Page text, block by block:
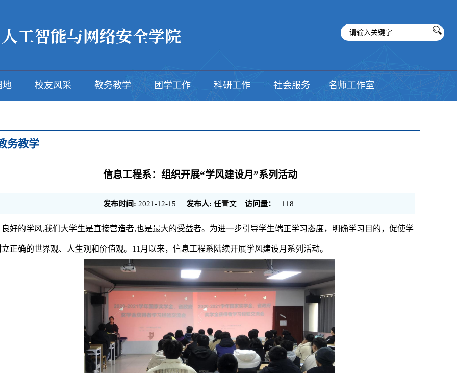
地 校友风采 教务教学 团学工作 科研工作 社会服务 名师工作室
务教学
信息工程系：组织开展“学风建设月”系列活动
发布时间: 2021-12-15 发布人: 任青文 访问量： 118
良好的学风,我们大学生是直接营造者,也是最大的受益者。 为进一步引导学生端正学习态度，明确学习目的， 促使学
正确的世界观、人生观和价值观。 11月以来，信息工程系陆续开展学风建设月系列活动。